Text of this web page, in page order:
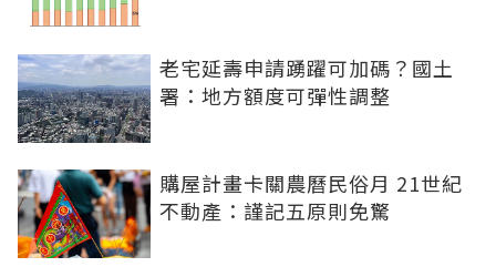
老宅延壽申請踴躍可加碼？國土
署：地方額度可彈性調整
購屋計畫卡關農曆民俗月 21世紀
不動產：謹記五原則免驚